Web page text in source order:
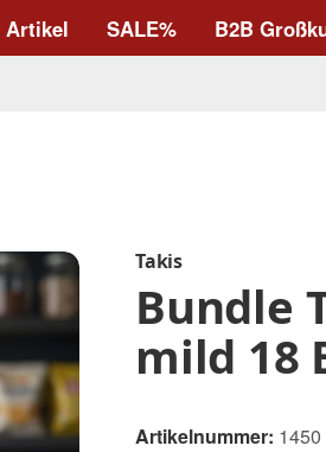
Artikel SALE% B2B
Takis
Bundle
mild 18
Artikelnummer: 1450